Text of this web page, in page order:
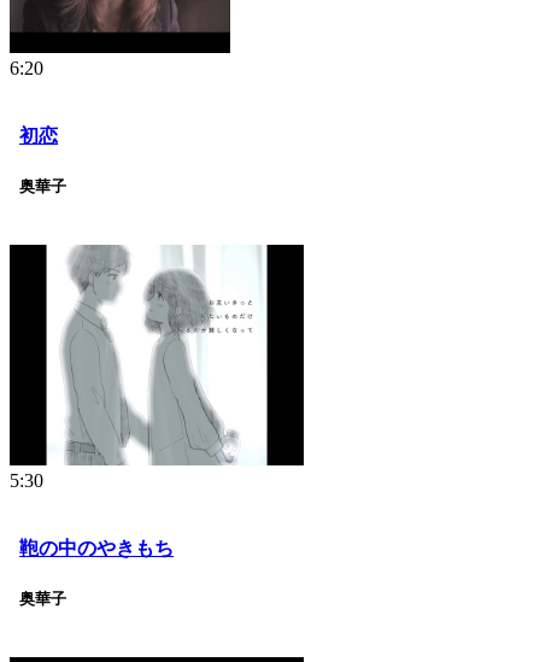
6:20
初恋
奥華子
5:30
鞄の中のやきもち
奥華子